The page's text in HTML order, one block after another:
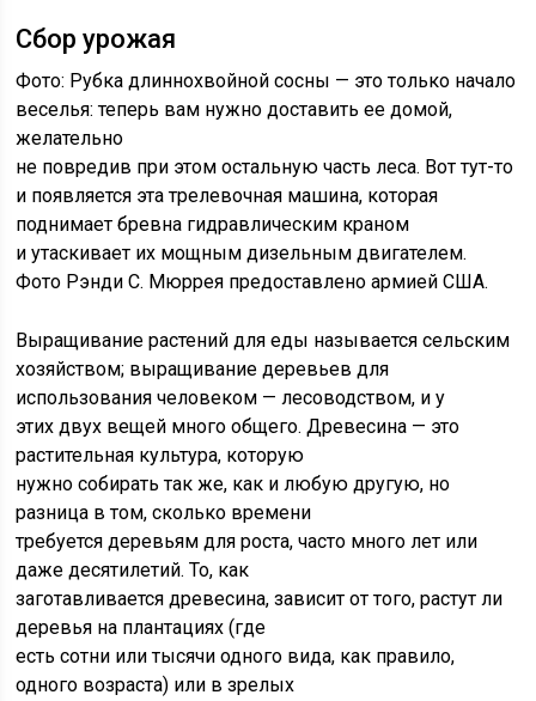
Сбор урожая
Фото: Рубка длиннохвойной сосны — это только начало
веселья: теперь вам нужно доставить ее домой,
желательно
не повредив при этом остальную часть леса. Вот тут-то
и появляется эта трелевочная машина, которая
поднимает бревна гидравлическим краном
и утаскивает их мощным дизельным двигателем.
Фото Рэнди С. Мюррея предоставлено армией США.
Выращивание растений для еды называется сельским
хозяйством; выращивание деревьев для
использования человеком — лесоводством, и у
этих двух вещей много общего. Древесина — это
растительная культура, которую
нужно собирать так же, как и любую другую, но
разница в том, сколько времени
требуется деревьям для роста, часто много лет или
даже десятилетий. То, как
заготавливается древесина, зависит от того, растут ли
деревья на плантациях (где
есть сотни или тысячи одного вида, как правило,
одного возраста) или в зрелых